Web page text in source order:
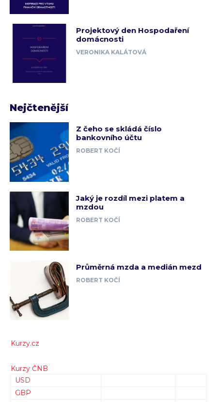
Projektový den Hospodaření
domácnosti
VERONIKA KALÁTOVÁ
Nejčtenější
Z čeho se skládá číslo
bankovního účtu
ROBERT KOČÍ
Jaký je rozdíl mezi platem a
mzdou
ROBERT KOČÍ
Průměrná mzda a medián mezd
ROBERT KOČÍ
Kurzy.cz
Kurzy ČNB
USD
GBP